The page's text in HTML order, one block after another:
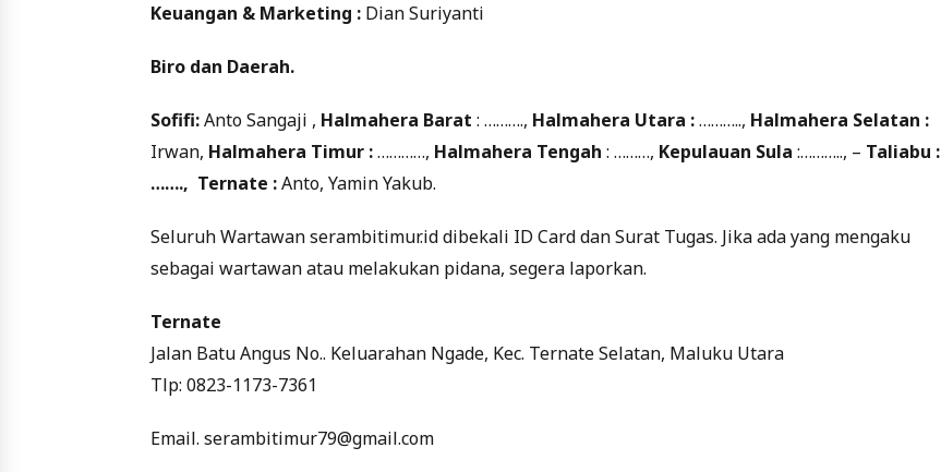
Keuangan & Marketing : Dian Suriyanti
Biro dan Daerah.
Sofifi:Anto Sangaji , Halmahera Barat : ………., Halmahera Utara :……….., Halmahera Selatan :
Irwan, Halmahera Timur :…………, Halmahera Tengah : ………, Kepulauan Sula :……….., – Taliabu :
……., Ternate :Anto, Yamin Yakub.
Seluruh Wartawan serambitimur.id dibekali ID Card dan Surat Tugas. Jika ada yang mengaku
sebagai wartawan atau melakukan pidana, segera laporkan.
Ternate
Jalan Batu Angus No.. Keluarahan Ngade, Kec. Ternate Selatan, Maluku Utara
Tlp: 0823-1173-7361
Email. serambitimur79@gmail.com